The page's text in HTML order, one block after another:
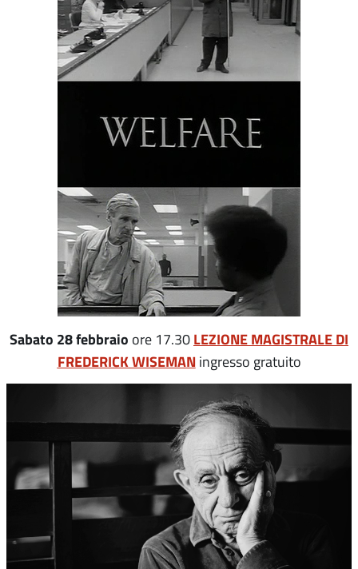
Sabato 28 febbraio ore 17.30 LEZIONE MAGISTRALE DI
FREDERICK WISEMANingresso gratuito